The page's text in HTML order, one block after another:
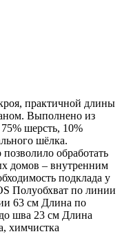
практичной длины
Выполнено из
шерсть, 10%
шёлка.
обработать
домов – внутренним
подклада у
Полуобхват по линии
63 см Длина по
шва 23 см Длина
химчистка